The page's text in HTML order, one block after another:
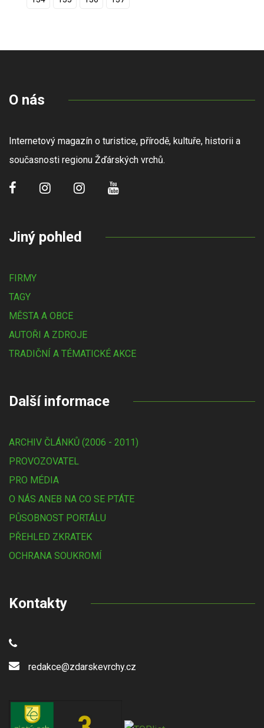
O nás
Internetový magazín o turistice, přírodě, kultuře, historii a
současnosti regionu Žďárských vrchů.
Jiný pohled
FIRMY
TAGY
MĚSTA A OBCE
AUTOŘI A ZDROJE
TRADIČNÍ A TÉMATICKÉ AKCE
Další informace
ARCHIV ČLÁNKŮ (2006 - 2011)
PROVOZOVATEL
PRO MÉDIA
O NÁS ANEB NA CO SE PTÁTE
PŮSOBNOST PORTÁLU
PŘEHLED ZKRATEK
OCHRANA SOUKROMÍ
Kontakty
redakce@zdarskevrchy.cz